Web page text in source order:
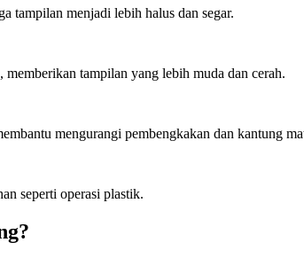
tampilan menjadi lebih halus dan segar.
tampilan yang lebih muda dan cerah.
mengurangi pembengkakan dan kantung
seperti operasi plastik.